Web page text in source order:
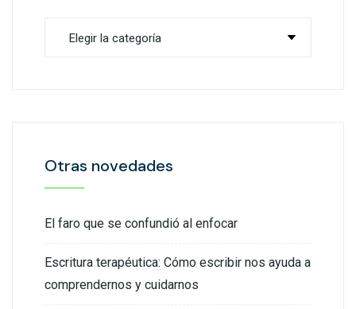
Otras novedades
El faro que se confundió al enfocar
Escritura terapéutica: Cómo escribir nos ayuda a
comprendernos y cuidarnos